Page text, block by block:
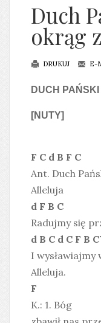
Duch
okrąg
DRUKUJ E-
DUCH
[NUTY]
F C d B F C
Ant. Duch
Alleluja
d F B C
Radujmy się
d B C d C F B
I wysławiajmy
Alleluja.
F
K.: 1. Bóg